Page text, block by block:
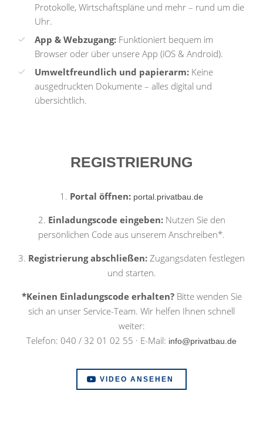
Protokolle, Wirtschaftspläne und mehr – rund um die
Uhr.
App & Webzugang: Funktioniert bequem im
Browser oder über unsere App (iOS & Android).
Umweltfreundlich und papierarm: Keine
ausgedruckten Dokumente – alles digital und
übersichtlich.
REGISTRIERUNG
1. Portal öffnen: portal.privatbau.de
2. Einladungscode eingeben:Nutzen Sie den
persönlichen Code aus unserem Anschreiben*.
3. Registrierung abschließen: Zugangsdaten festlegen
und starten.
*Keinen Einladungscode erhalten?Bitte wenden Sie
sich an unser Service-Team. Wir helfen Ihnen schnell
weiter:
Telefon: 040 / 32 01 02 55 · E-Mail: info@privatbau.de
VIDEO ANSEHEN